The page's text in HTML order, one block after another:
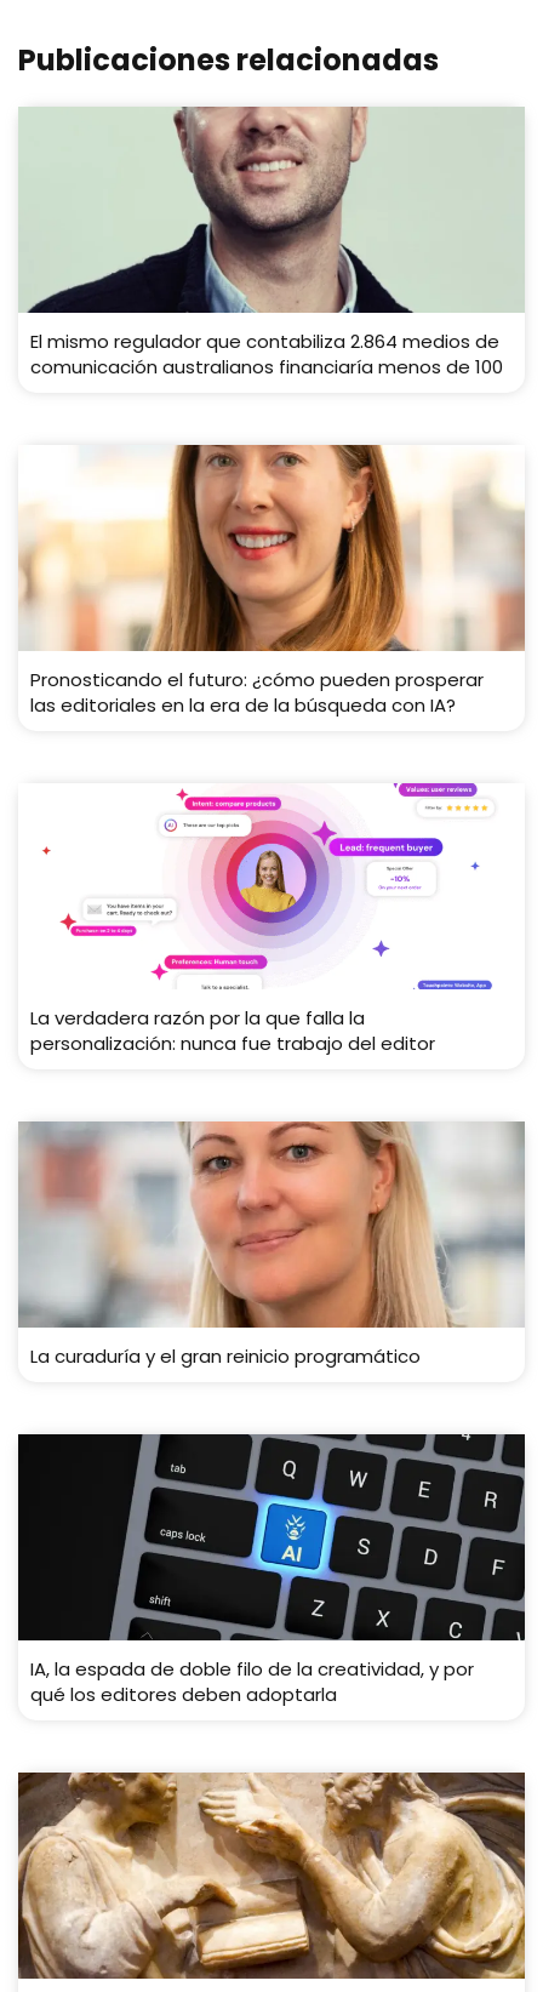
Publicaciones relacionadas
El mismo regulador que contabiliza 2.864 medios de
comunicación australianos financiaría menos de 100
Pronosticando el futuro: ¿cómo pueden prosperar
las editoriales en la era de la búsqueda con IA?
La verdadera razón por la que falla la
personalización: nunca fue trabajo del editor
La curaduría y el gran reinicio programático
IA, la espada de doble filo de la creatividad, y por
qué los editores deben adoptarla